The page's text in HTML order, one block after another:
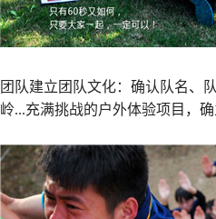
团队建立团队文化：确认队名、
岭...充满挑战的户外体验项目，